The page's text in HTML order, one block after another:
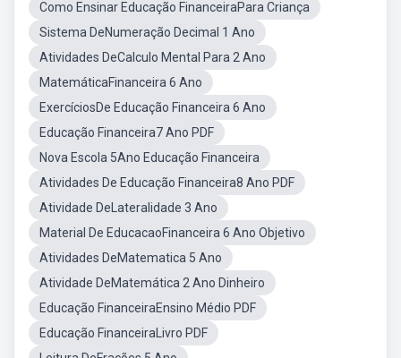
Como Ensinar Educação FinanceiraPara Criança
Sistema DeNumeração Decimal 1 Ano
Atividades DeCalculo Mental Para 2 Ano
MatemáticaFinanceira 6 Ano
ExercíciosDe Educação Financeira 6 Ano
Educação Financeira7 Ano PDF
Nova Escola 5Ano Educação Financeira
Atividades De Educação Financeira8 Ano PDF
Atividade DeLateralidade 3 Ano
Material De EducacaoFinanceira 6 Ano Objetivo
Atividades DeMatematica 5 Ano
Atividade DeMatemática 2 Ano Dinheiro
Educação FinanceiraEnsino Médio PDF
Educação FinanceiraLivro PDF